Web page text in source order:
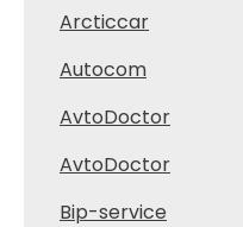
Arcticcar
Autocom
AvtoDoctor
AvtoDoctor
Bip-service